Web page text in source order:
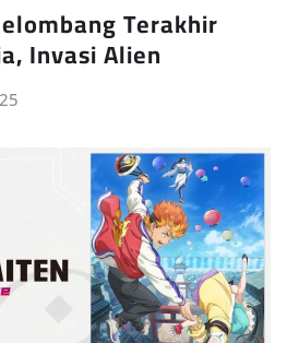
Terakhir
Invasi Alien